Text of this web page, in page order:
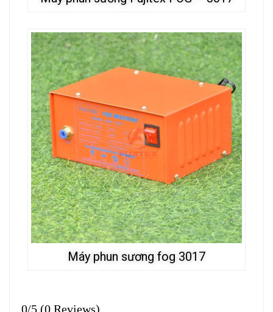
Máy phun sương fog 3017
0/5 (0 Reviews)